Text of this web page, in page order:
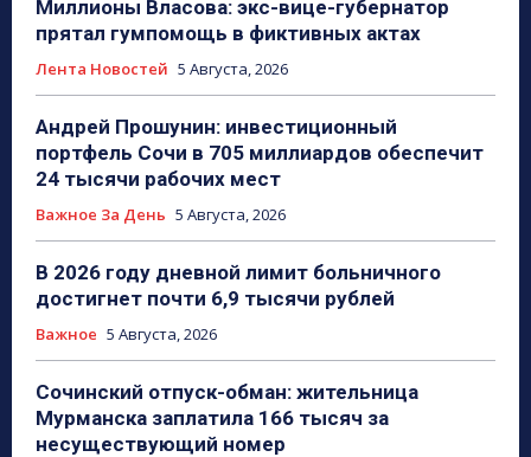
Миллионы Власова: экс-вице-губернатор
прятал гумпомощь в фиктивных актах
Лента Новостей 5 Августа, 2026
Андрей Прошунин: инвестиционный
портфель Сочи в 705 миллиардов обеспечит
24 тысячи рабочих мест
Важное За День 5 Августа, 2026
В 2026 году дневной лимит больничного
достигнет почти 6,9 тысячи рублей
Важное 5 Августа, 2026
Сочинский отпуск-обман: жительница
Мурманска заплатила 166 тысяч за
несуществующий номер